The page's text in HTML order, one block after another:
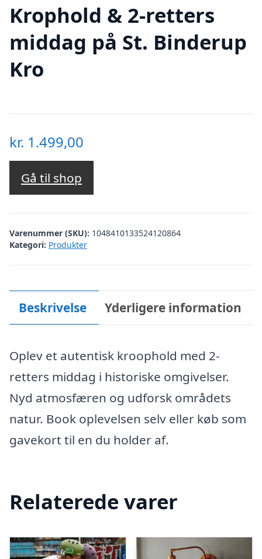
Krophold & 2-retters
middag på St. Binderup
Kro
kr. 1.499,00
Gå til shop
Varenummer (SKU): 1048410133524120864
Kategori: Produkter
Beskrivelse Yderligere information
Oplev et autentisk kroophold med 2-
retters middag i historiske omgivelser.
Nyd atmosfæren og udforsk områdets
natur. Book oplevelsen selv eller køb som
gavekort til en du holder af.
Relaterede varer